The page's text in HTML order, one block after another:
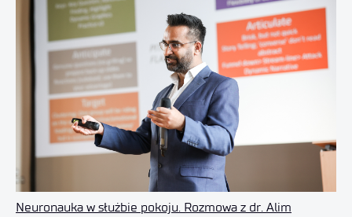
Neuronauka w służbie pokoju. Rozmowa z dr. Alim